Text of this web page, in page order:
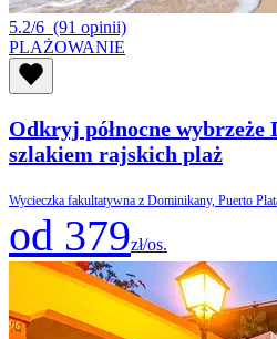
5.2/6 (91 opinii)
PLAŻOWANIE
Odkryj północne wybrzeże
szlakiem rajskich plaż
Wycieczka fakultatywna z Dominikany, Puerto
od 379zł/os.